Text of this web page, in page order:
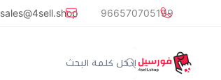
common.titles.skip_to_main_content
966570705199
sales@4sell.shop
متجر فورسيل